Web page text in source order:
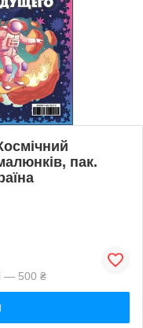
пак.
— 500 ₴